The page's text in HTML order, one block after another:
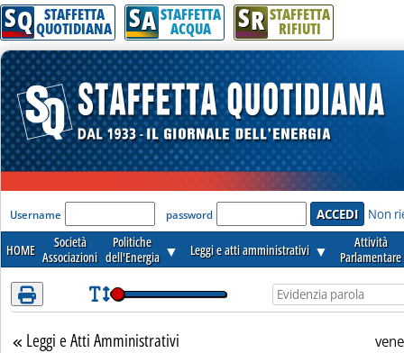
Attenzione! Esegui l'accesso per lèggere interamente la notizia.
SQ STAFFETTA
QUOTIDIANA SA STAFFETTA
ACQUA SR STAFFETTA
RIFIUTI
'Modulo Login per accedere'
Username password Non
HOME
Società
Associazioni
Politiche
dell'Energia ▼ Leggi e atti amministrativi ▼
Attività
Parlamentare
Torna alla sezione
Leggi e Atti Amministrativi